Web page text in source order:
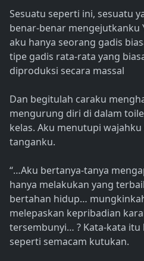
Sesuatu seperti ini, sesuatu
benar-benar mengejutkanku
aku hanya seorang gadis
tipe gadis rata-rata yang
diproduksi secara massal
Dan begitulah caraku
mengurung diri di dalam
kelas. Aku menutupi
tanganku.
“…Aku bertanya-tanya
hanya melakukan yang
bertahan hidup…
melepaskan kepribadian
tersembunyi… ? Kata-kata
seperti semacam kutukan.